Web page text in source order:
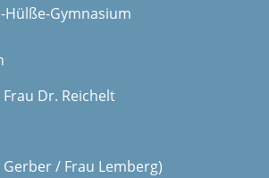
Hülße-Gymnasium
Dr. Reichelt
/ Frau Lemberg)